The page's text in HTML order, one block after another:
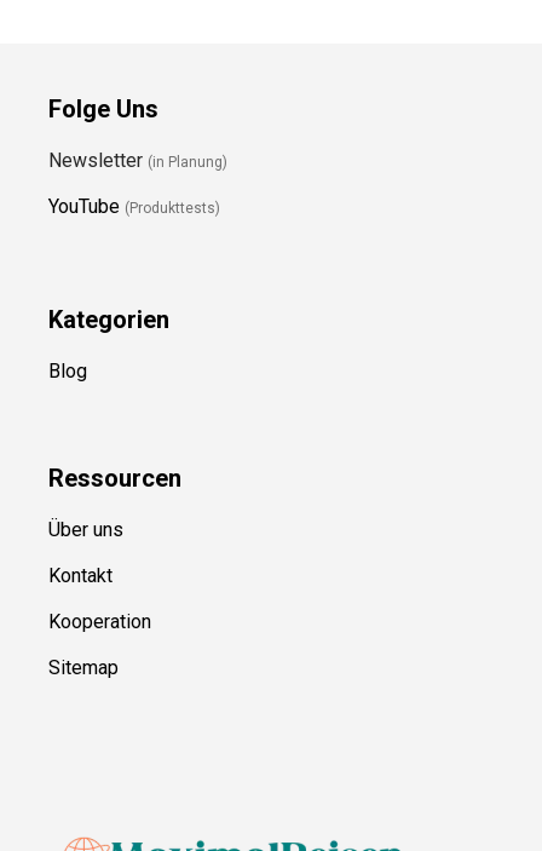
Folge Uns
Newsletter (in Planung)
YouTube (Produkttests)
Kategorien
Blog
Ressourcen
Über uns
Kontakt
Kooperation
Sitemap